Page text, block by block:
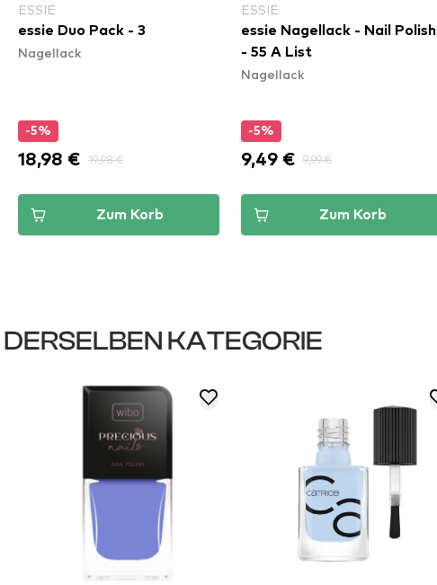
ESSIE
essie Duo Pack - 3
Nagellack
-5%
18,98 € 19,98 €
Zum Korb
ESSIE
essie Nagellack - Nail Polish
- 55 A List
Nagellack
-5%
9,49 € 9,99 €
Zum Korb
KATEGORIE